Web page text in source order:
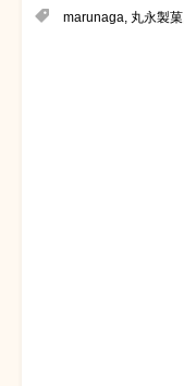
marunaga 丸永製菓